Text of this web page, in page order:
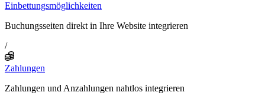
Einbettungsmöglichkeiten
Buchungsseiten direkt in Ihre Website integrieren
/
Zahlungen
Zahlungen und Anzahlungen nahtlos integrieren